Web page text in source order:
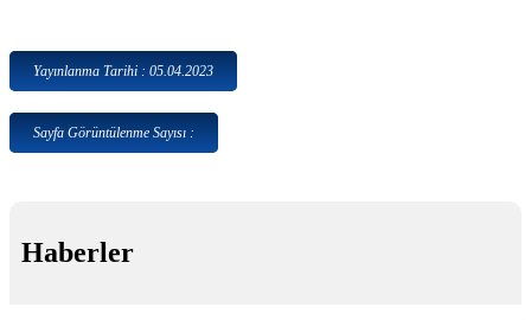
Yayınlanma Tarihi : 05.04.2023
Sayfa Görüntülenme Sayısı :
Haberler